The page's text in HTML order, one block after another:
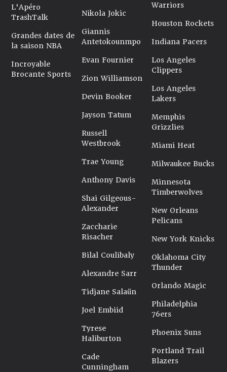
L'Apéro
TrashTalk
Grandes dates de
la saison NBA
Incroyable
Brocante Sports
Nikola Jokic
Giannis
Antetokounmpo
Evan Fournier
Zion Williamson
Devin Booker
Jayson Tatum
Russell
Westbrook
Trae Young
Anthony Davis
Shai Gilgeous-
Alexander
Zaccharie
Risacher
Bilal Coulibaly
Alexandre Sarr
Tidjane Salaün
Joel Embiid
Tyrese
Haliburton
Cade
Cunningham
Warriors
Houston Rockets
Indiana Pacers
Los Angeles
Clippers
Los Angeles
Lakers
Memphis
Grizzlies
Miami Heat
Milwaukee Bucks
Minnesota
Timberwolves
New Orleans
Pelicans
New York Knicks
Oklahoma City
Thunder
Orlando Magic
Philadelphia
76ers
Phoenix Suns
Portland Trail
Blazers